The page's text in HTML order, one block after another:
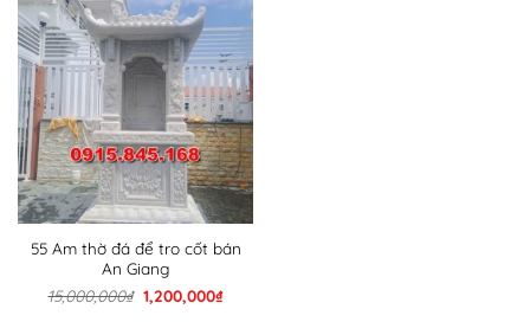
55 Am thờ đá để tro cốt bán
An Giang
15,000,000₫ Giá
gốc
1,200,000₫Giá